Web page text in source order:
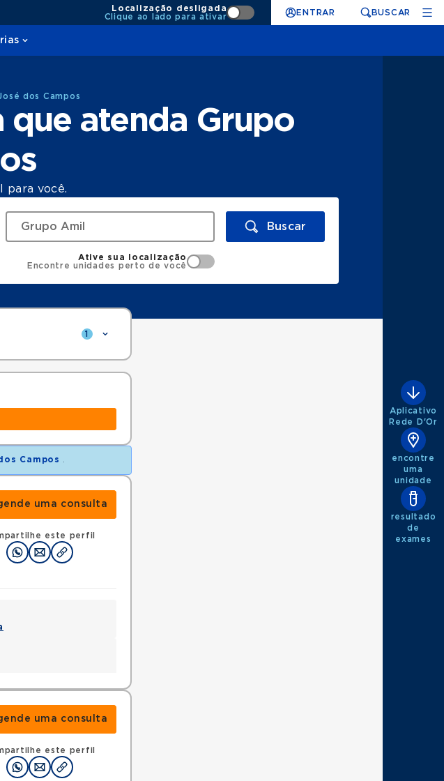
Localização desligada
Clique ao lado para ativar
ENTRAR BUSCAR
dos Campos
que atenda Grupo
para você.
Buscar
Ative sua localização
Encontre unidades perto de você
1
Campos
uma consulta
este perfil
uma consulta
este perfil
Aplicativo
Rede D'Or
encontre
uma
unidade
resultado
de
exames